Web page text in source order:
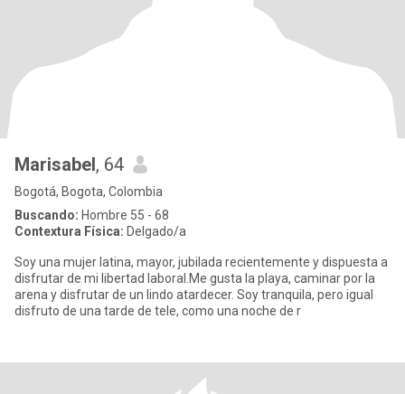
Marisabel, 64
Bogotá, Bogota, Colombia
Buscando: Hombre 55 - 68
Contextura Física: Delgado/a
Soy una mujer latina, mayor, jubilada recientemente y dispuesta a
disfrutar de mi libertad laboral.Me gusta la playa, caminar por la
arena y disfrutar de un lindo atardecer. Soy tranquila, pero igual
disfruto de una tarde de tele, como una noche de r